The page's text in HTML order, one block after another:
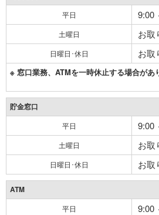
平日 9:00
土曜日 お取
日曜日･休日 お取
※ 窓口業務、ATMを一時休止する場合があ
貯金窓口
平日 9:00
土曜日 お取
日曜日･休日 お取
ATM
平日 9:00